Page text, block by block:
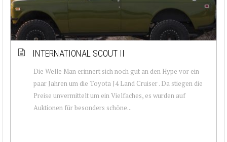
INTERNATIONAL SCOUT II
Die Welle Man erinnert sich noch gut an den Hype vor ein
paar Jahren um die Toyota J4 Land Cruiser . Da stiegen die
Preise unvermittelt um ein Vielfaches, es wurden auf
Auktionen für besonders schöne...